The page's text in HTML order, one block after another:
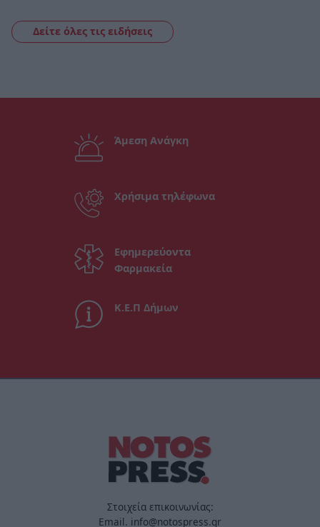
Δείτε όλες τις ειδήσεις
Άμεση Ανάγκη
Χρήσιμα τηλέφωνα
Εφημερεύοντα
Φαρμακεία
Κ.Ε.Π Δήμων
Στοιχεία επικοινωνίας:
Email. info@notospress.gr